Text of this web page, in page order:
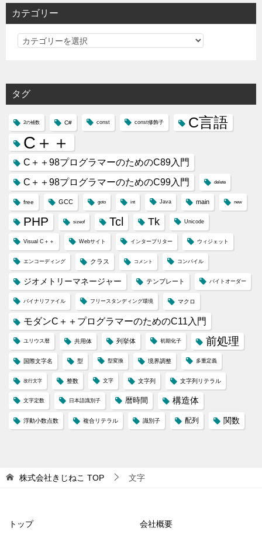
カテゴリー
カ
リ
ー
タグ
2の補数 C# const const修飾子 C言語
C＋＋
C＋＋98プログラマーのためのC89入門
C＋＋98プログラマーのためのC99入門
delete
free GCC goto int Java main new
PHP sizeof Tcl Tk Unicode
Visual C＋＋ Webサイト インタープリター ウィジェット
エンコーディング クラス コメント コンパイル
ジオメトリーマネージャー テンプレート バイトオーダー
バイナリファイル フリースタンディング環境 マクロ
モダンC＋＋プログラマーのためのC11入門
ユリウス暦 共用体 列挙体 初期化子 前処理
国際文字名 型 型変換 境界調整 多重定義
改行文字 整数 文字 文字列 文字列リテラル
文字定数 日本語識別子 暦時間 構造体
浮動小数点数 複合リテラル 識別子 配列 関数
株式会社きじねこ TOP 文字
トップ 会社概要